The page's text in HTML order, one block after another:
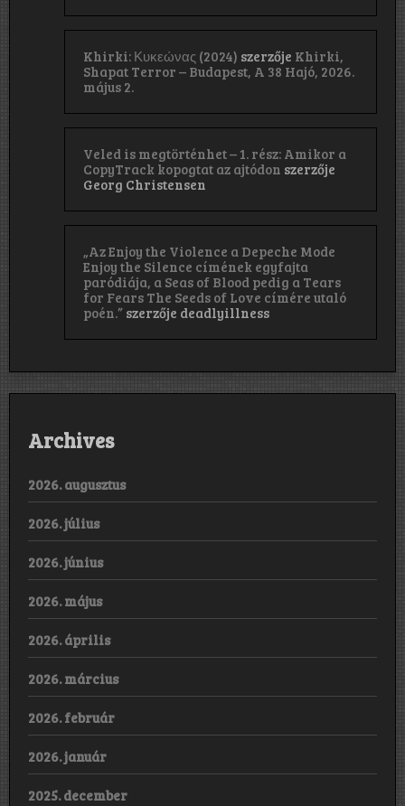
Khirki: Κ​υ​κ​ε​ώ​ν​α​ς (2024) szerzője Khirki,
Shapat Terror – Budapest, A 38 Hajó, 2026.
május 2.
Veled is megtörténhet – 1. rész: Amikor a
CopyTrack kopogtat az ajtódon szerzője
Georg Christensen
„Az Enjoy the Violence a Depeche Mode
Enjoy the Silence címének egyfajta
paródiája, a Seas of Blood pedig a Tears
for Fears The Seeds of Love címére utaló
poén.” szerzője deadlyillness
Archives
2026. augusztus
2026. július
2026. június
2026. május
2026. április
2026. március
2026. február
2026. január
2025. december